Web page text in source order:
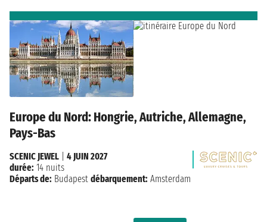
Europe du Nord: Hongrie, Autriche, Allemagne,
Pays-Bas
SCENIC JEWEL
4 JUIN 2027
durée: 14 nuits
Départs de: Budapest débarquement: Amsterdam